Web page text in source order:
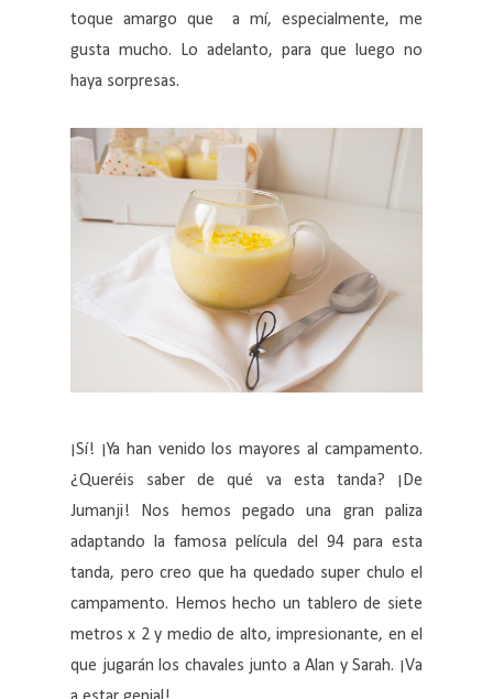
toque amargo que a mí, especialmente, me
gusta mucho. Lo adelanto, para que luego no
haya sorpresas.
¡Sí! ¡Ya han venido los mayores al campamento.
¿Queréis saber de qué va esta tanda? ¡De
Jumanji! Nos hemos pegado una gran paliza
adaptando la famosa película del 94 para esta
tanda, pero creo que ha quedado super chulo el
campamento. Hemos hecho un tablero de siete
metros x 2 y medio de alto, impresionante, en el
que jugarán los chavales junto a Alan y Sarah. ¡Va